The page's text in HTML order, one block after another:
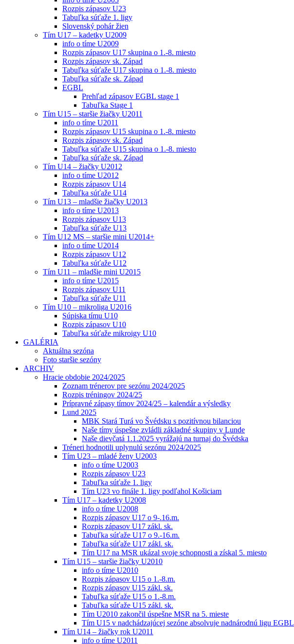
Rozpis zápasov U23
Tabuľka súťaže 1. ligy
Slovenský pohár žien
Tím U17 – kadetky U2009
info o tíme U2009
Rozpis zápasov U17 skupina o 1.-8. miesto
Rozpis zápasov sk. Západ
Tabuľka súťaže U17 skupina o 1.-8. miesto
Tabuľka súťaže sk. Západ
EGBL
Prehľad zápasov EGBL stage 1
Tabuľka Stage 1
Tím U15 – staršie žiačky U2011
info o tíme U2011
Rozpis zápasov U15 skupina o 1.-8. miesto
Rozpis zápasov sk. Západ
Tabuľka súťaže U15 skupina o 1.-8. miesto
Tabuľka súťaže sk. Západ
Tím U14 – žiačky U2012
info o tíme U2012
Rozpis zápasov U14
Tabuľka súťaže U14
Tím U13 – mladšie žiačky U2013
info o tíme U2013
Rozpis zápasov U13
Tabuľka súťaže U13
Tím U12 MS – staršie mini U2014+
info o tíme U2014
Rozpis zápasov U12
Tabuľka súťaže U12
Tím U11 – mladšie mini U2015
info o tíme U2015
Rozpis zápasov U11
Tabuľka súťaže U11
Tím U10 – mikroliga U2016
Súpiska tímu U10
Rozpis zápasov U10
Tabuľka súťaže mikroigy U10
GALÉRIA
Aktuálna sezóna
Foto staršie sezóny
ARCHIV
Hracie obdobie 2024/2025
Zoznam trénerov pre sezónu 2024/2025
Rozpis tréningov 2024/25
Prípravné zápasy tímov 2024/25 – kalendár a výsledky
Lund 2025
MBK Stará Turá vo Švédsku s pozitívnou bilanciou
Naše tímy úspešne zvládli základné skupiny v Lunde
Naše dievčatá 1.1.2025 vyrážajú na turnaj do Švédska
Tréneri hodnotili uplynulú sezónu 2024/2025
Tím U23 – mladé ženy U2003
info o tíme U2003
Rozpis zápasov U23
Tabuľka súťaže 1. ligy
Tím U23 vo finále 1. ligy podľahol Košiciam
Tím U17 – kadetky U2008
info o tíme U2008
Rozpis zápasov U17 o 9-.16.m.
Rozpis zápasov U17 zákl. sk.
Tabuľka súťaže U17 o 9.-16.m.
Tabuľka súťaže U17 zákl. sk.
Tím U17 na MSR ukázal svoje schopnosti a získal 5. miesto
Tím U15 – staršie žiačky U2010
info o tíme U2010
Rozpis zápasov U15 o 1.-8.m.
Rozpis zápasov U15 zákl. sk.
Tabuľka súťaže U15 o 1.-8.m.
Tabuľka súťaže U15 zákl. sk.
Tím U2010 zakončil úspešne MSR na 5. mieste
Tím U15 v nadchádzajúcej sezóne absolvuje nadnárodnú ligu EGBL
Tím U14 – žiačky rok U2011
info o tíme U2011